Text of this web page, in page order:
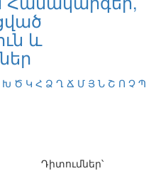
և
Խ Ծ Կ Հ Ձ Ղ Ճ Մ Յ Ն Շ Ո Չ Պ
Դիտումներ՝